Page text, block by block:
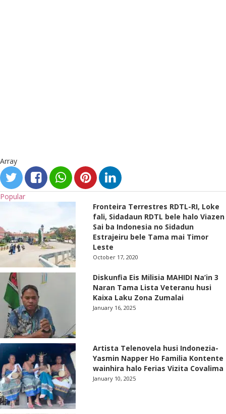
Array
Popular
Fronteira Terrestres RDTL-RI, Loke
fali, Sidadaun RDTL bele halo Viazen
Sai ba Indonesia no Sidadun
Estrajeiru bele Tama mai Timor
Leste
October 17, 2020
Diskunfia Eis Milisia MAHIDI Na’in 3
Naran Tama Lista Veteranu husi
Kaixa Laku Zona Zumalai
January 16, 2025
Artista Telenovela husi Indonezia-
Yasmin Napper Ho Familia Kontente
wainhira halo Ferias Vizita Covalima
January 10, 2025